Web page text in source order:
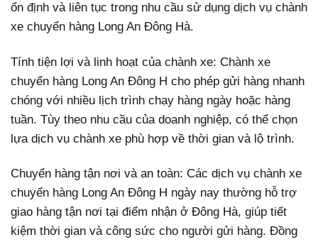
ổn định và liên tục trong nhu cầu sử dụng dịch vụ chành
xe chuyển hàng Long An Đông Hà.
Tính tiện lợi và linh hoạt của chành xe: Chành xe
chuyển hàng Long An Đông H cho phép gửi hàng nhanh
chóng với nhiều lịch trình chạy hàng ngày hoặc hàng
tuần. Tùy theo nhu cầu của doanh nghiệp, có thể chọn
lựa dịch vụ chành xe phù hợp về thời gian và lộ trình.
Chuyển hàng tận nơi và an toàn: Các dịch vụ chành xe
chuyển hàng Long An Đông H ngày nay thường hỗ trợ
giao hàng tận nơi tại điểm nhận ở Đông Hà, giúp tiết
kiệm thời gian và công sức cho người gửi hàng. Đồng